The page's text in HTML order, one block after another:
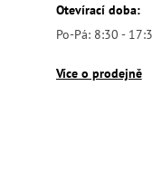
Otevírací doba:
Po-Pá: 8:30 -
Více o prodejně